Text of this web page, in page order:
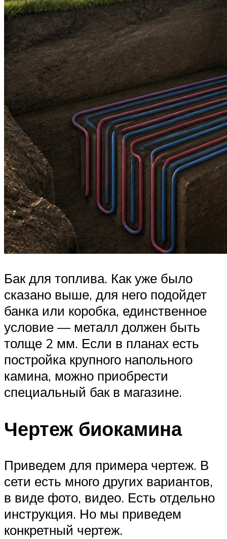
Бак для топлива. Как уже было
сказано выше, для него подойдет
банка или коробка, единственное
условие — металл должен быть
толще 2 мм. Если в планах есть
постройка крупного напольного
камина, можно приобрести
специальный бак в магазине.
Чертеж биокамина
Приведем для примера чертеж. В
сети есть много других вариантов,
в виде фото, видео. Есть отдельно
инструкция. Но мы приведем
конкретный чертеж.